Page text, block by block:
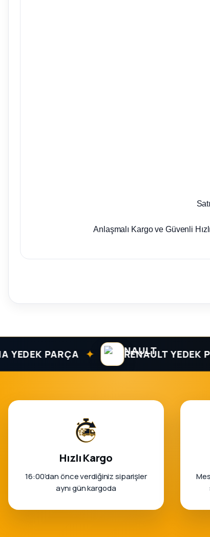
Anlaşmalı Kargo ve Güvenli
PARÇA ✦ RENAULT YEDEK
Hızlı Kargo
16:00’dan önce verdiğiniz siparişler
aynı gün kargoda